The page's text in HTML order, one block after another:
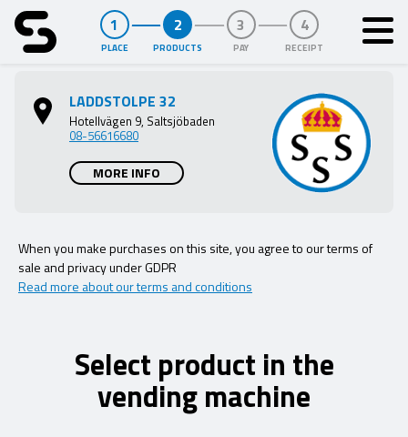
PLACE PRODUCTS PAY RECEIPT
LADDSTOLPE 32
Hotellvägen 9, Saltsjöbaden
08-56616680
MORE INFO
When you make purchases on this site, you agree to our terms of
sale and privacy under GDPR
Read more about our terms and conditions
Select product in the
vending machine